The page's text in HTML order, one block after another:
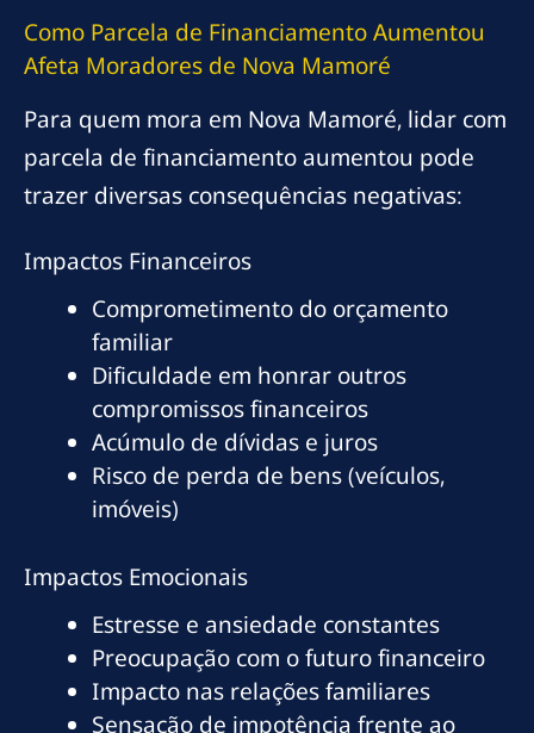
Como Parcela de Financiamento Aumentou
Afeta Moradores de Nova Mamoré
Para quem mora em Nova Mamoré, lidar com
parcela de financiamento aumentou pode
trazer diversas consequências negativas:
Impactos Financeiros
Comprometimento do orçamento
familiar
Dificuldade em honrar outros
compromissos financeiros
Acúmulo de dívidas e juros
Risco de perda de bens (veículos,
imóveis)
Impactos Emocionais
Estresse e ansiedade constantes
Preocupação com o futuro financeiro
Impacto nas relações familiares
Sensação de impotência frente ao